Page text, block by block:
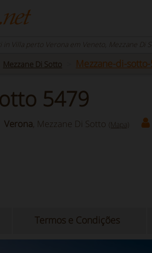
Villa perto Verona em Veneto, Mezzane Di
Mezzane Di Sotto Mezzane-di-
5479
Verona, Mezzane Di Sotto (Mapa)
Termos e Condições